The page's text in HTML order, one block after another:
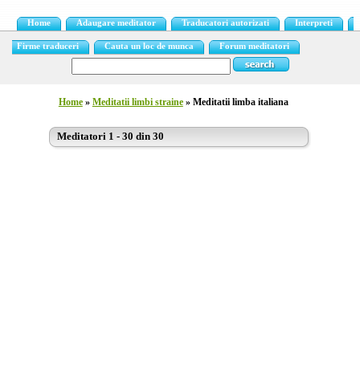
Home Adaugare meditator Traducatori autorizati Interpreti
Firme traduceri Cauta un loc de munca Forum meditatori
Home» Meditatii limbi straine» Meditatii limba italiana
Meditatori 1 - 30 din 30